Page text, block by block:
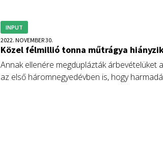
INPUT
2022. NOVEMBER 30.
Közel félmillió tonna műtrágya
Annak ellenére megduplázták árbevételüket
az első háromnegyedévben is, hogy